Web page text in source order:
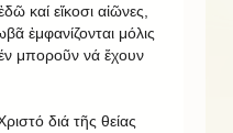
καί εἴκοσι αἰῶνες,
ἐμφανίζονται μόλις
μποροῦν νά ἔχουν
διά τῆς θείας